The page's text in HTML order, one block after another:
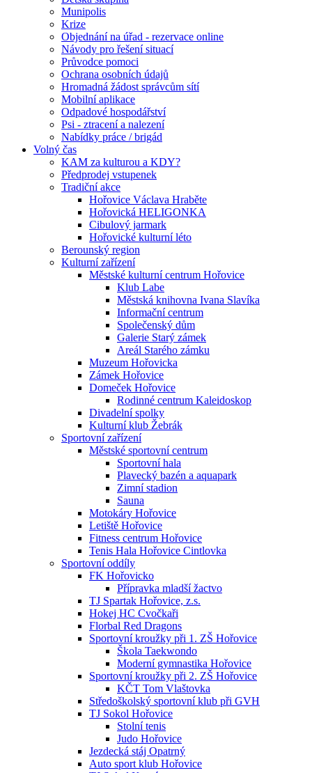
Munipolis
Krize
Objednání na úřad - rezervace online
Návody pro řešení situací
Průvodce pomoci
Ochrana osobních údajů
Hromadná žádost správcům sítí
Mobilní aplikace
Odpadové hospodářství
Psi - ztracení a nalezení
Nabídky práce / brigád
Volný čas
KAM za kulturou a KDY?
Předprodej vstupenek
Tradiční akce
Hořovice Václava Hraběte
Hořovická HELIGONKA
Cibulový jarmark
Hořovické kulturní léto
Berounský region
Kulturní zařízení
Městské kulturní centrum Hořovice
Klub Labe
Městská knihovna Ivana Slavíka
Informační centrum
Společenský dům
Galerie Starý zámek
Areál Starého zámku
Muzeum Hořovicka
Zámek Hořovice
Domeček Hořovice
Rodinné centrum Kaleidoskop
Divadelní spolky
Kulturní klub Žebrák
Sportovní zařízení
Městské sportovní centrum
Sportovní hala
Plavecký bazén a aquapark
Zimní stadion
Sauna
Motokáry Hořovice
Letiště Hořovice
Fitness centrum Hořovice
Tenis Hala Hořovice Cintlovka
Sportovní oddíly
FK Hořovicko
Přípravka mladší žactvo
TJ Spartak Hořovice, z.s.
Hokej HC Cvočkaři
Florbal Red Dragons
Sportovní kroužky při 1. ZŠ Hořovice
Škola Taekwondo
Moderní gymnastika Hořovice
Sportovní kroužky při 2. ZŠ Hořovice
KČT Tom Vlaštovka
Středoškolský sportovní klub při GVH
TJ Sokol Hořovice
Stolní tenis
Judo Hořovice
Jezdecká stáj Opatrný
Auto sport klub Hořovice